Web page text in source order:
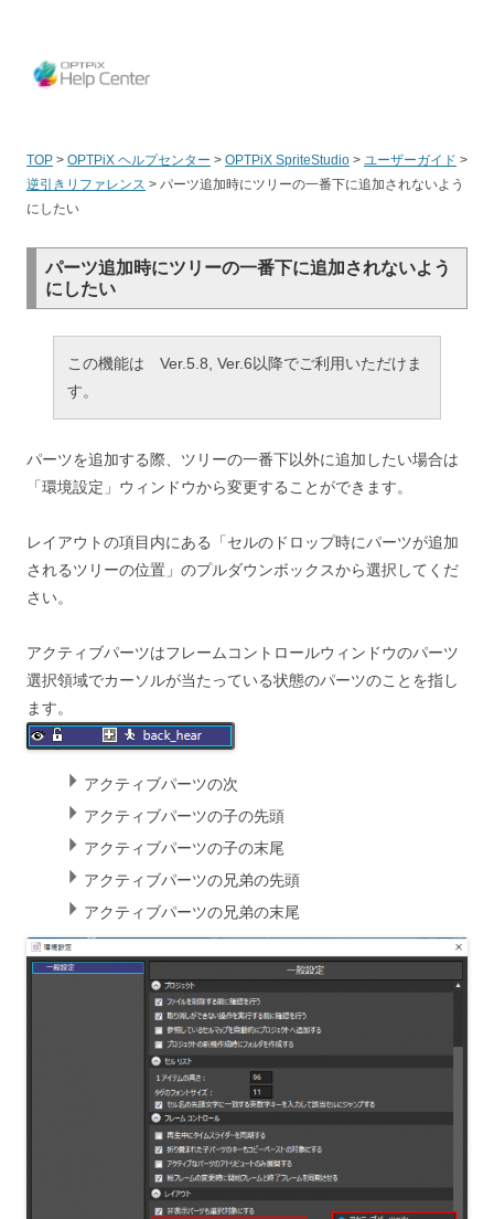
TOP > OPTPiX ヘルプセンター > OPTPiX SpriteStudio > ユーザーガイド >
逆引きリファレンス > パーツ追加時にツリーの一番下に追加されないよう
にしたい
パーツ追加時にツリーの一番下に追加されないよう
にしたい
この機能は Ver.5.8, Ver.6以降でご利用いただけま
す。
パーツを追加する際、ツリーの一番下以外に追加したい場合は
「環境設定」ウィンドウから変更することができます。
レイアウトの項目内にある「セルのドロップ時にパーツが追加
されるツリーの位置」のプルダウンボックスから選択してくだ
さい。
アクティブパーツはフレームコントロールウィンドウのパーツ
選択領域でカーソルが当たっている状態のパーツのことを指し
ます。
アクティブパーツの次
アクティブパーツの子の先頭
アクティブパーツの子の末尾
アクティブパーツの兄弟の先頭
アクティブパーツの兄弟の末尾